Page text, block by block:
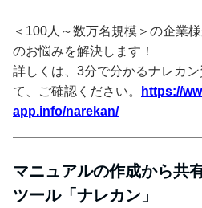
＜100人～数万名規模＞の企業
のお悩みを解決します！
詳しくは、3分で分かるナレカ
て、ご確認ください。
https://
app.info/narekan/
マニュアルの作成から共
ツール「ナレカン」